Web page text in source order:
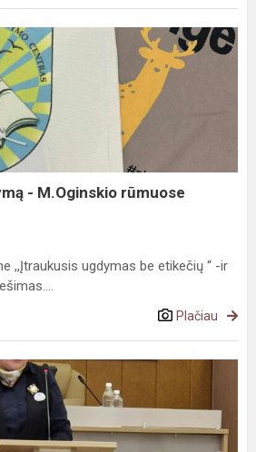
- M.Oginskio rūmuose
,,Įtraukusis ugdymas be etikečių “ -ir
Plačiau